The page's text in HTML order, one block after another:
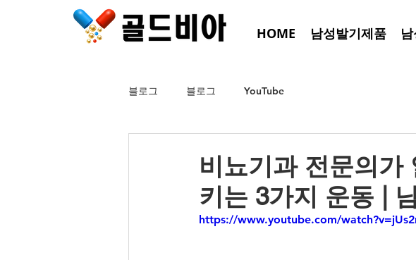
HOME 남성발기제품
블로그 블로그 YouTube
비뇨기과 전문의가
키는 3가지 운동 |
https://www.youtube.com/